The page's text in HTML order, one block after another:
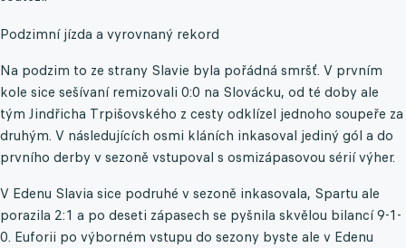
Podzimní jízda a vyrovnaný rekord
Na podzim to ze strany Slavie byla pořádná smršť. V prvním
kole sice sešívaní remizovali 0:0 na Slovácku, od té doby ale
tým Jindřicha Trpišovského z cesty odklízel jednoho soupeře za
druhým. V následujících osmi kláních inkasoval jediný gól a do
prvního derby v sezoně vstupoval s osmizápasovou sérií výher.
V Edenu Slavia sice podruhé v sezoně inkasovala, Spartu ale
porazila 2:1 a po deseti zápasech se pyšnila skvělou bilancí 9-1-
0. Euforii po výborném vstupu do sezony byste ale v Edenu